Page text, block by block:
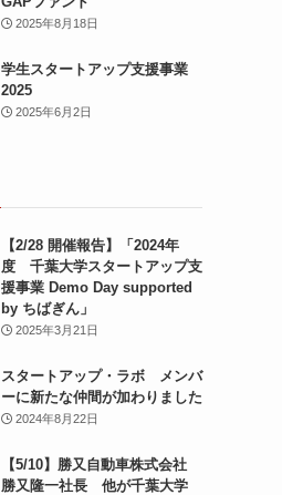
2025年8月18日
学生スタートアップ支援事業
2025
2025年6月2日
【2/28 開催報告】「2024年
度 千葉大学スタートアップ支
援事業 Demo Day supported
by ちばぎん」
2025年3月21日
スタートアップ・ラボ メンバ
ーに新たな仲間が加わりました
2024年8月22日
【5/10】勝又自動車株式会社
勝又隆一社長 他が千葉大学